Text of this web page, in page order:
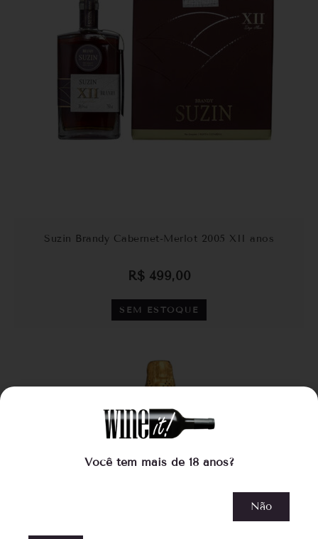
Suzin Brandy Cabernet-Merlot 2005 XII anos
R$499,00
SEM ESTOQUE
Você tem mais de 18 anos?
Não